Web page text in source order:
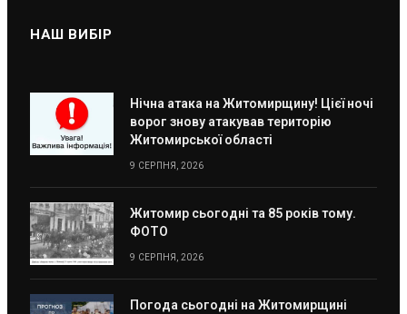
НАШ ВИБІР
Нічна атака на Житомирщину! Цієї ночі
ворог знову атакував територію
Житомирської області
9 СЕРПНЯ, 2026
Житомир сьогодні та 85 років тому.
ФОТО
9 СЕРПНЯ, 2026
Погода сьогодні на Житомирщині